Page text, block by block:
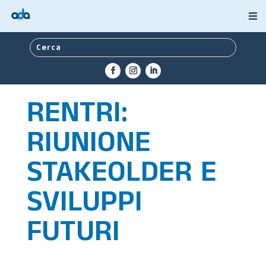
RENTRI:
RIUNIONE
STAKEOLDER E
SVILUPPI
FUTURI